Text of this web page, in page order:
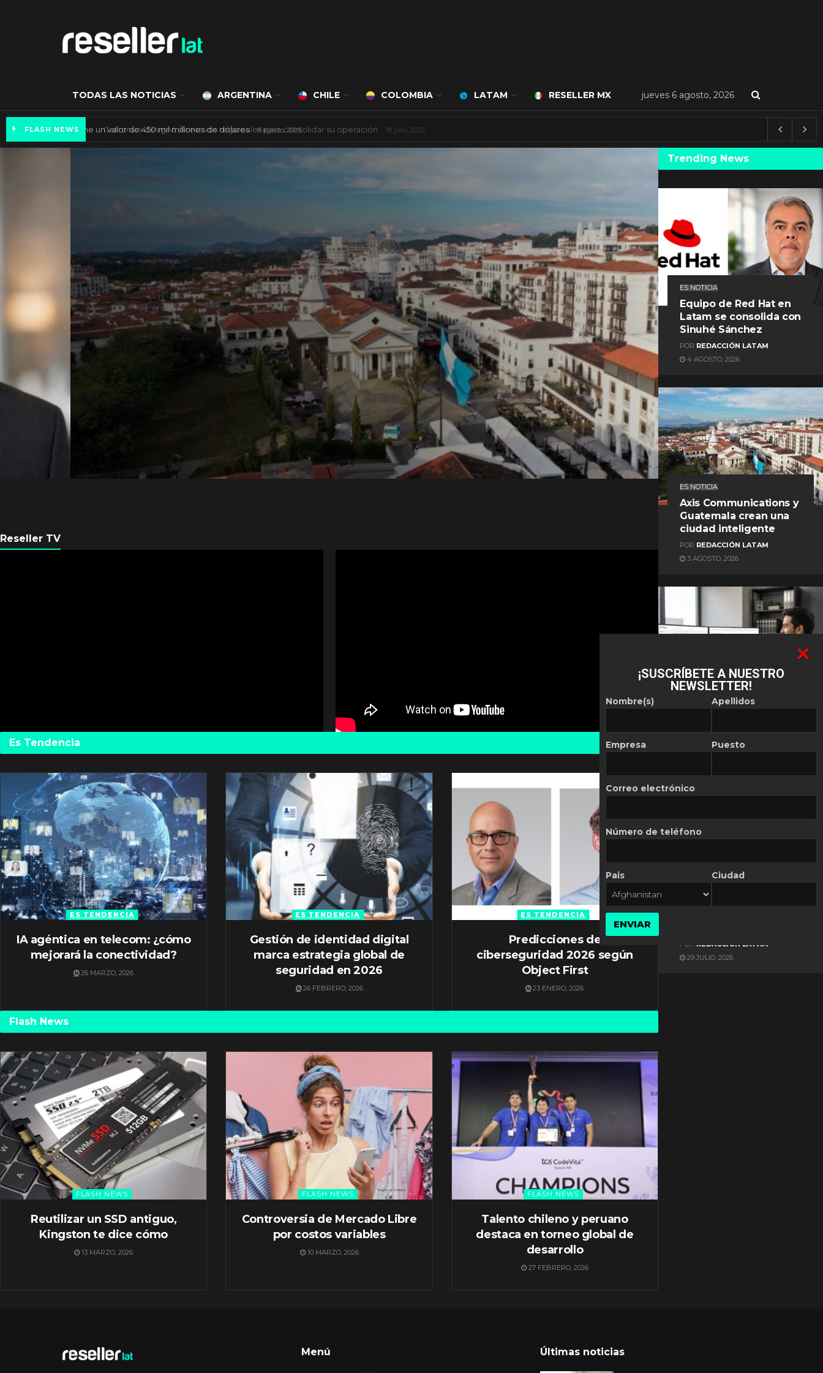
TODAS LAS NOTICIAS ARGENTINA CHILE COLOMBIA LATAM RESELLER MX jueves 6 agosto, 2026
FLASH NEWS Mercado de IA agéntica tiene un valor de 450 mil millones de dólares 8 agosto, 2025
Axis Communications y
Guatemala crean una
ciudad inteligente
Reseller TV
Es Tendencia
ES TENDENCIA
IA agéntica en telecom: ¿cómo
mejorará la conectividad?
26 MARZO, 2026
ES TENDENCIA
Gestión de identidad digital
marca estrategia global de
seguridad en 2026
26 FEBRERO, 2026
ES TENDENCIA
Predicciones de
ciberseguridad 2026 según
Object First
23 ENERO, 2026
Flash News
FLASH NEWS
Reutilizar un SSD antiguo,
Kingston te dice cómo
13 MARZO, 2026
FLASH NEWS
Controversia de Mercado Libre
por costos variables
10 MARZO, 2026
FLASH NEWS
Talento chileno y peruano
destaca en torneo global de
desarrollo
27 FEBRERO, 2026
Trending News
ES NOTICIA
Equipo de Red Hat en
Latam se consolida con
Sinuhé Sánchez
POR REDACCIÓN LATAM
4 AGOSTO, 2026
ES NOTICIA
Axis Communications y
Guatemala crean una
ciudad inteligente
POR REDACCIÓN LATAM
3 AGOSTO, 2026
ES NOTICIA
Automatización de las
REDACCIÓN LATAM
ES NOTICIA
POR REDACCIÓN LATAM
29 JULIO, 2026
Menú Últimas noticias
¡SUSCRÍBETE A NUESTRO
NEWSLETTER!
Nombre(s)
Empresa
Apellidos
Puesto
Correo electrónico
Número de teléfono
Pais Ciudad
ENVIAR